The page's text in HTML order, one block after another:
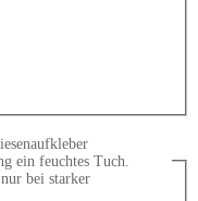
ein feuchtes Tuch.
bei starker